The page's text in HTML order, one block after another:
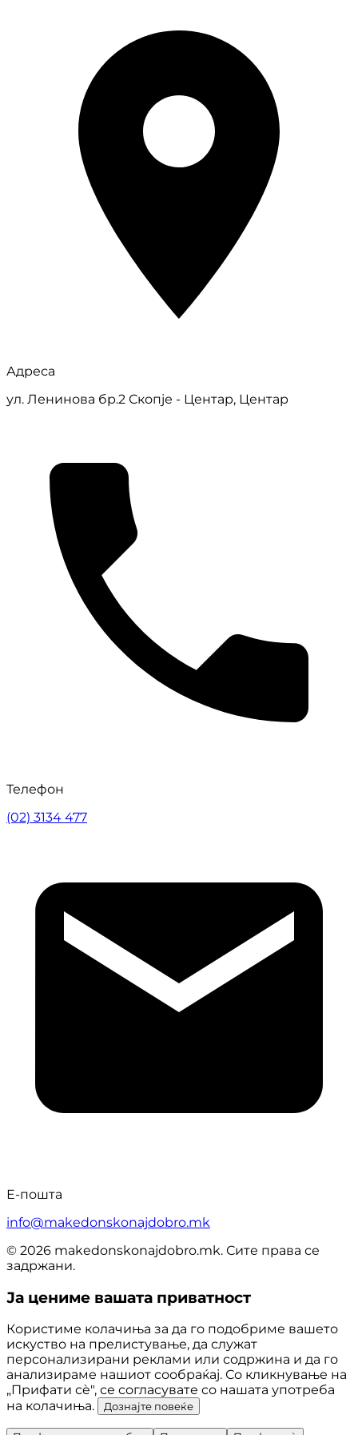
Адреса
ул. Ленинова бр.2 Скопје - Центар, Центар
Телефон
(02) 3134 477
Е-пошта
info@makedonskonajdobro.mk
© 2026 makedonskonajdobro.mk. Сите права се
задржани.
Ја цениме вашата приватност
Користиме колачиња за да го подобриме вашето
искуство на прелистување, да служат
персонализирани реклами или содржина и да го
анализираме нашиот сообраќај. Со кликнување на
„Прифати сè", се согласувате со нашата употреба
на колачиња.
Дознајте повеќе